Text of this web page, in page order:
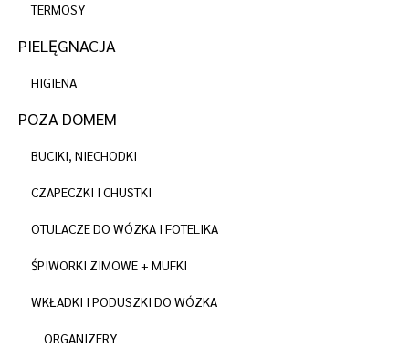
TERMOSY
PIELĘGNACJA
HIGIENA
POZA DOMEM
BUCIKI, NIECHODKI
CZAPECZKI I CHUSTKI
OTULACZE DO WÓZKA I FOTELIKA
ŚPIWORKI ZIMOWE + MUFKI
WKŁADKI I PODUSZKI DO WÓZKA
ORGANIZERY